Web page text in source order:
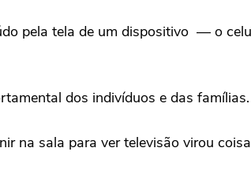
pela tela de um dispositivo — o
dos indivíduos e das famílias.
na sala para ver televisão virou